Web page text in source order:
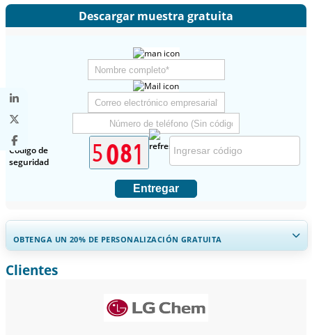
Descargar muestra gratuita
Código de
seguridad
Entregar
OBTENGA UN 20% DE PERSONALIZACIÓN GRATUITA
Ampliar la cobertura regional y por país, Análisis de segmentos,
sobre el usuario final.
Clientes